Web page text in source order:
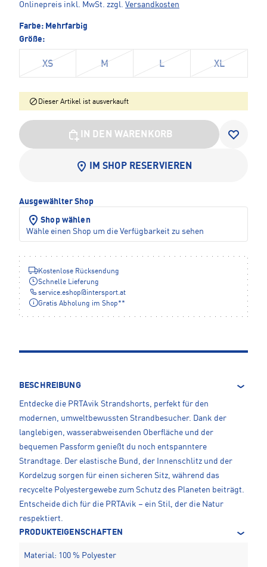
Onlinepreis inkl. MwSt. zzgl. Versandkosten
Farbe: Mehrfarbig
Größe:
XS M L XL
Dieser Artikel ist ausverkauft
IN DEN WARENKORB
IM SHOP RESERVIEREN
Ausgewählter Shop
Shop wählen
Wähle einen Shop um die Verfügbarkeit zu sehen
Kostenlose Rücksendung
Schnelle Lieferung
service.eshop@ intersport.at
Gratis Abholung im Shop**
BESCHREIBUNG
Entdecke die PRTAvik Strandshorts, perfekt für den
modernen, umweltbewussten Strandbesucher. Dank der
langlebigen, wasserabweisenden Oberfläche und der
bequemen Passform genießt du noch entspanntere
Strandtage. Der elastische Bund, der Innenschlitz und der
Kordelzug sorgen für einen sicheren Sitz, während das
recycelte Polyestergewebe zum Schutz des Planeten beiträgt.
Entscheide dich für die PRTAvik – ein Stil, der die Natur
respektiert.
PRODUKTEIGENSCHAFTEN
Material: 100 % Polyester